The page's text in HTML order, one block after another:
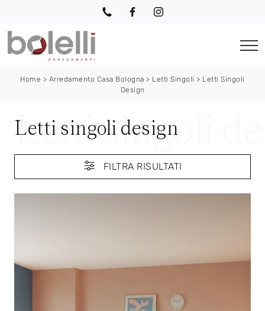
Home > Arredamento Casa Bologna > Letti Singoli > Letti Singoli
Design
Letti singoli design
FILTRA RISULTATI